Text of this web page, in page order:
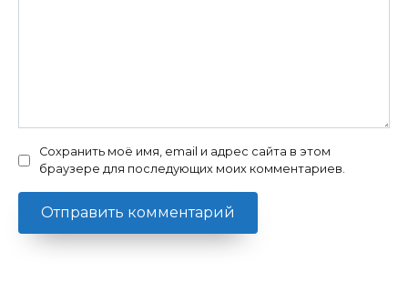
Сохранить моё имя, email и адрес сайта в этом
браузере для последующих моих комментариев.